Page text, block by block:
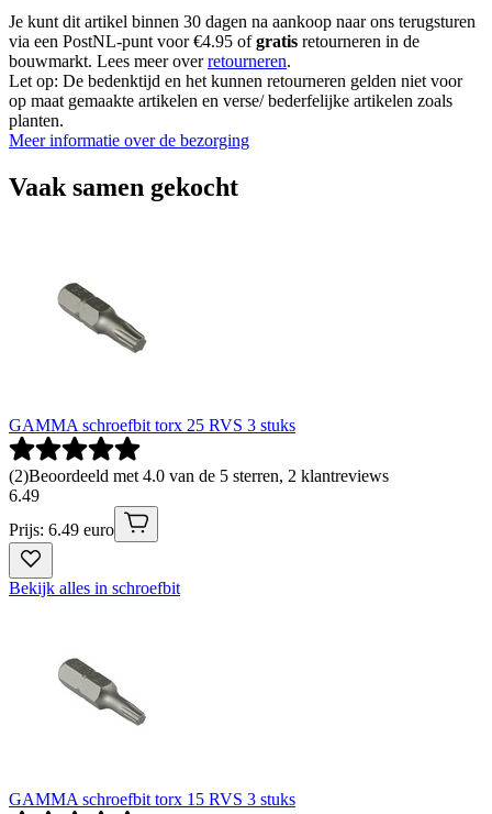
Je kunt dit artikel binnen 30 dagen na aankoop naar ons terugsturen
via een PostNL-punt voor €4.95 ofgratis retourneren in de
bouwmarkt. Lees meer overretourneren.
Let op: De bedenktijd en het kunnen retourneren gelden niet voor
op maat gemaakte artikelen en verse/ bederfelijke artikelen zoals
planten.
Meer informatie over de bezorging
Vaak samen gekocht
GAMMA schroefbit torx 25 RVS 3 stuks
(2)Beoordeeld met 4.0 van de 5 sterren, 2 klantreviews
6.49
Prijs: 6.49 euro
Bekijk alles in schroefbit
GAMMA schroefbit torx 15 RVS 3 stuks